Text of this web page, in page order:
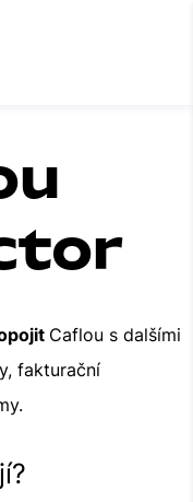
Caflou s dalšími
fakturační